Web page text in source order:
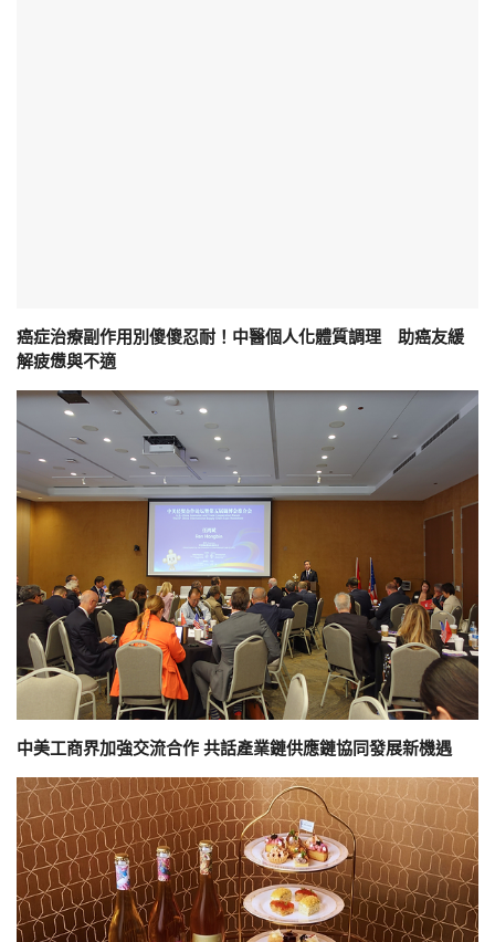
癌症治療副作用別傻傻忍耐！中醫個人化體質調理 助癌友緩
解疲憊與不適
中美工商界加強交流合作 共話產業鏈供應鏈協同發展新機遇